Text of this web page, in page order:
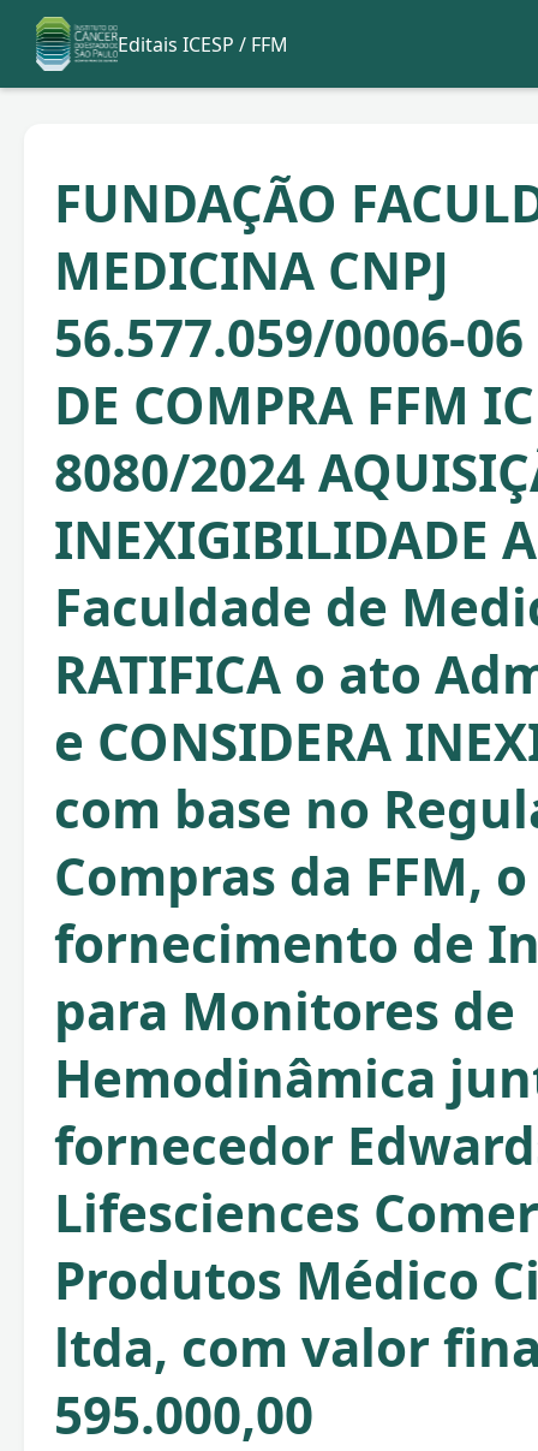
Editais ICESP / FFM
FUNDAÇÃO
MEDICINA CNPJ
56.577.059/0006-06
DE COMPRA FFM
8080/2024
INEXIGIBILIDADE
Faculdade de
RATIFICA o ato
e CONSIDERA
com base no
Compras da FFM, o
fornecimento de
para Monitores de
Hemodinâmica
fornecedor
Lifesciences
Produtos Médico
ltda, com valor
595.000,00